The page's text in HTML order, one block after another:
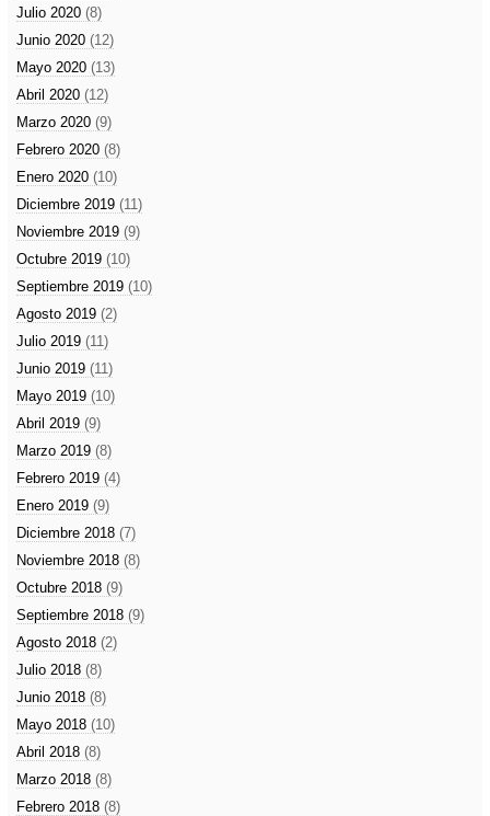
Julio 2020 (8)
Junio 2020 (12)
Mayo 2020 (13)
Abril 2020 (12)
Marzo 2020 (9)
Febrero 2020 (8)
Enero 2020 (10)
Diciembre 2019 (11)
Noviembre 2019 (9)
Octubre 2019 (10)
Septiembre 2019 (10)
Agosto 2019 (2)
Julio 2019 (11)
Junio 2019 (11)
Mayo 2019 (10)
Abril 2019 (9)
Marzo 2019 (8)
Febrero 2019 (4)
Enero 2019 (9)
Diciembre 2018 (7)
Noviembre 2018 (8)
Octubre 2018 (9)
Septiembre 2018 (9)
Agosto 2018 (2)
Julio 2018 (8)
Junio 2018 (8)
Mayo 2018 (10)
Abril 2018 (8)
Marzo 2018 (8)
Febrero 2018 (8)